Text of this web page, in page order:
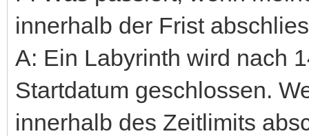
innerhalb der Frist
A: Ein Labyrinth wird nach
Startdatum geschlossen.
innerhalb des Zeitlimits